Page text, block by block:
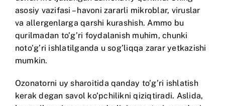
asosiy vazifasi – havoni zararli mikroblar, viruslar
va allergenlarga qarshi kurashish. Ammo bu
qurilmadan to’g’ri foydalanish muhim, chunki
noto’g’ri ishlatilganda u sog’liqqa zarar yetkazishi
mumkin.
Ozonatorni uy sharoitida qanday to’g’ri ishlatish
kerak degan savol ko’pchilikni qiziqtiradi. Aslida,